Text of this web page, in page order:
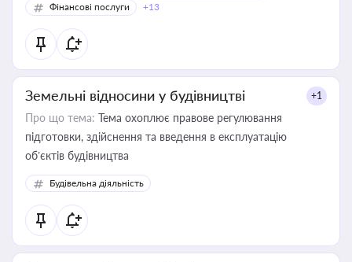
Фінансові послуги
+13
Земельні відносини у будівництві +1
Про що тема: Тема охоплює правове регулювання
підготовки, здійснення та введення в експлуатацію
об’єктів будівництва
Будівельна діяльність